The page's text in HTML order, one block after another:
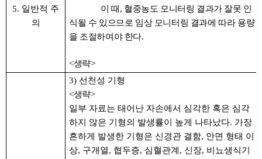
5. 일반적 주
의
이 때 , 혈중농도 모니터링 결과가 잘못 인
식될 수 있으므로 임상 모니터링 결과에 따라 용량
을 조절하여야 한다.
<생략>
3) 선천성 기형
<생략>
일부 자료는 태어난 자손에서 심각한 혹은 심각
하지 않은 기형의 발생률이 높게 나타났다. 가장
흔하게 발생한 기형은 신경관 결함, 안면 형태 이
상, 구개열, 협두증, 심혈관계, 신장, 비뇨생식기